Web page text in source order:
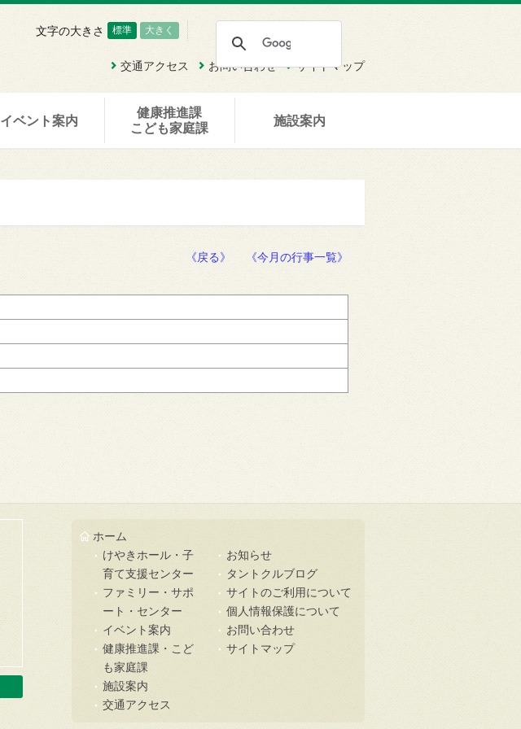
交通アクセス お問い合わせ サイトマップ
文字の大きさ 標準 大きく
イベント案内
健康推進課
こども家庭課
施設案内
《戻る》 《今月の行事一覧》
ホーム
けやきホール・子
育て支援センター
ファミリー・サポ
ート・センター
イベント案内
健康推進課・こど
も家庭課
施設案内
交通アクセス
お知らせ
タントクルブログ
サイトのご利用について
個人情報保護について
お問い合わせ
サイトマップ